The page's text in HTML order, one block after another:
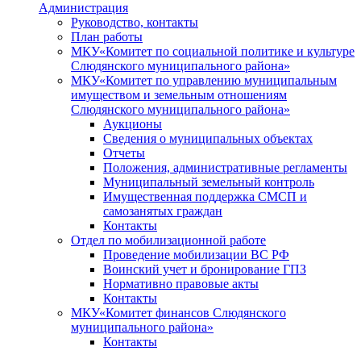
Администрация
Руководство, контакты
План работы
МКУ«Комитет по социальной политике и культуре
Слюдянского муниципального района»
МКУ«Комитет по управлению муниципальным
имуществом и земельным отношениям
Слюдянского муниципального района»
Аукционы
Сведения о муниципальных объектах
Отчеты
Положения, административные регламенты
Муниципальный земельный контроль
Имущественная поддержка СМСП и
самозанятых граждан
Контакты
Отдел по мобилизационной работе
Проведение мобилизации ВС РФ
Воинский учет и бронирование ГПЗ
Нормативно правовые акты
Контакты
МКУ«Комитет финансов Слюдянского
муниципального района»
Контакты